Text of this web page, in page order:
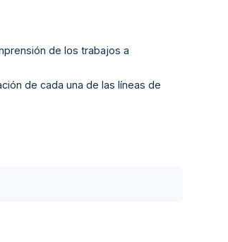
de los trabajos a
de cada una de las líneas de